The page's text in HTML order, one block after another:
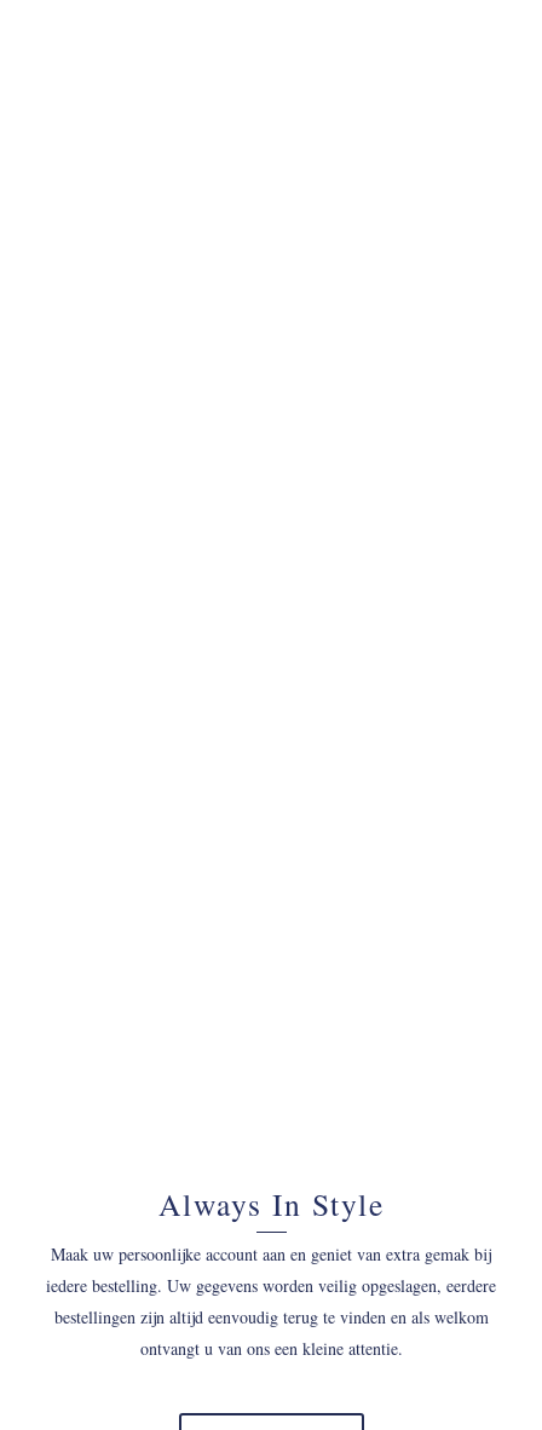
Always In Style
Maak uw persoonlijke account aan en geniet van extra gemak bij
iedere bestelling. Uw gegevens worden veilig opgeslagen, eerdere
bestellingen zijn altijd eenvoudig terug te vinden en als welkom
ontvangt u van ons een kleine attentie.